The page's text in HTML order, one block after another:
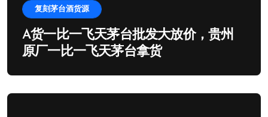
复刻茅台酒货源
A货一比一飞天茅台批发大放价，贵州
原厂一比一飞天茅台拿货